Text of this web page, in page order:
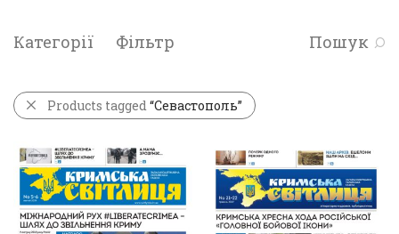
Категорії Фільтр Пошук
Products tagged“Севастополь”